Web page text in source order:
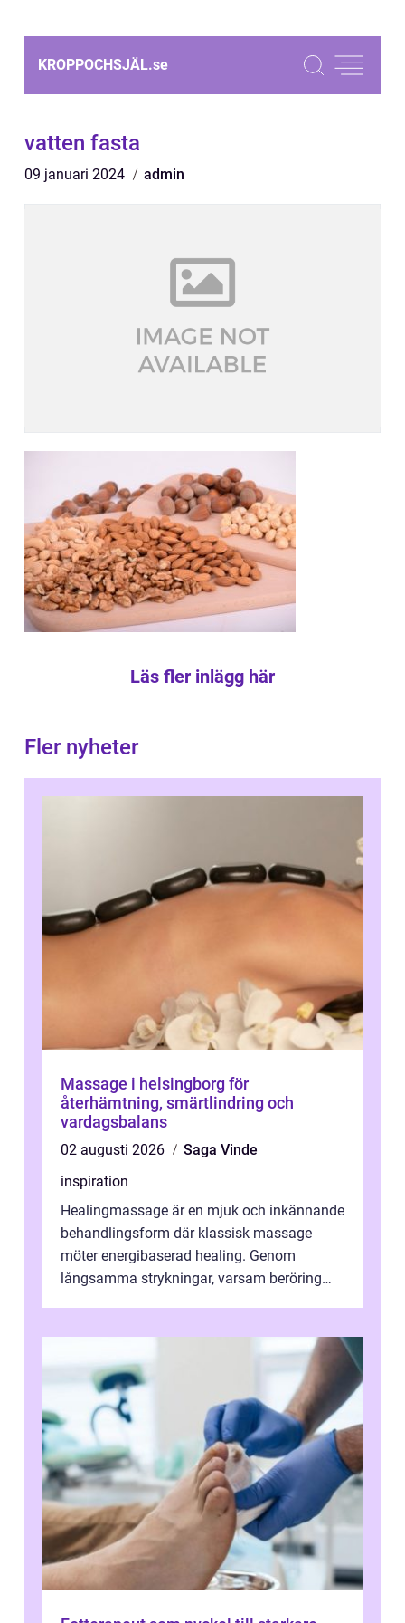
KROPPOCHSJÄL.se
vatten fasta
09 januari 2024 admin
Läs fler inlägg här
Fler nyheter
Massage i helsingborg för
återhämtning, smärtlindring och
vardagsbalans
02 augusti 2026
Saga Vinde
inspiration
Healingmassage är en mjuk och inkännande
behandlingsform där klassisk massage
möter energibaserad healing. Genom
långsamma strykningar, varsam beröring